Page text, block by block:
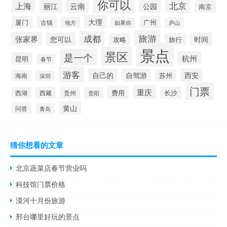
上海 丽江 云南 你可以 公园 北京
南京
厦门
古镇 地方 大理 如果你 广州 庐山
张家界 您可以 成都 攻略 旅游 旅行 时间
昆明 春节 是一个 景区 景点 杭州
海南 深圳 游客 自己的 自驾游 苏州 西安
西湖 西藏 贵州 贵阳 费用 重庆 长沙 门票
问答 青岛 黄山
猜你想看的文章
北京蔬菜店春节营业吗
科技馆门票价格
漠河十月份旅游
邢台哪里好玩的景点